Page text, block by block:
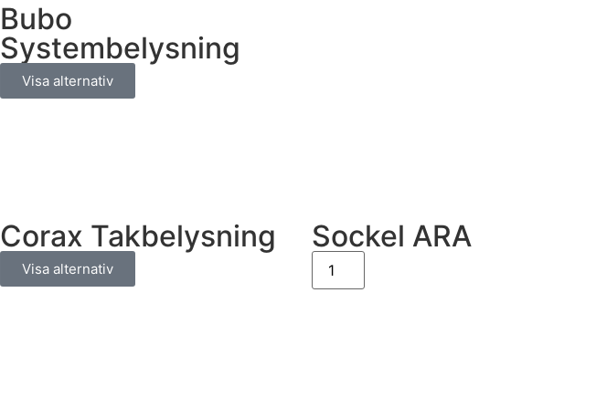
Bubo
Systembelysning
Visa alternativ
Corax Takbelysning
Visa alternativ
Sockel ARA